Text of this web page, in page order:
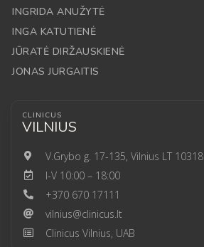
INGRIDA ANUŽYTĖ
INGA KATUTIENĖ
JŪRATĖ DIRŽAUSKIENĖ
JONAS JURGAITIS
CLINICUS
VILNIUS
V.Grybo g. 17-135, Vilnius LT 10318
I-V 10:00 – 18:00
+370 670 17111
vilnius@clinicus.lt
Clinicus Vilnius, UAB